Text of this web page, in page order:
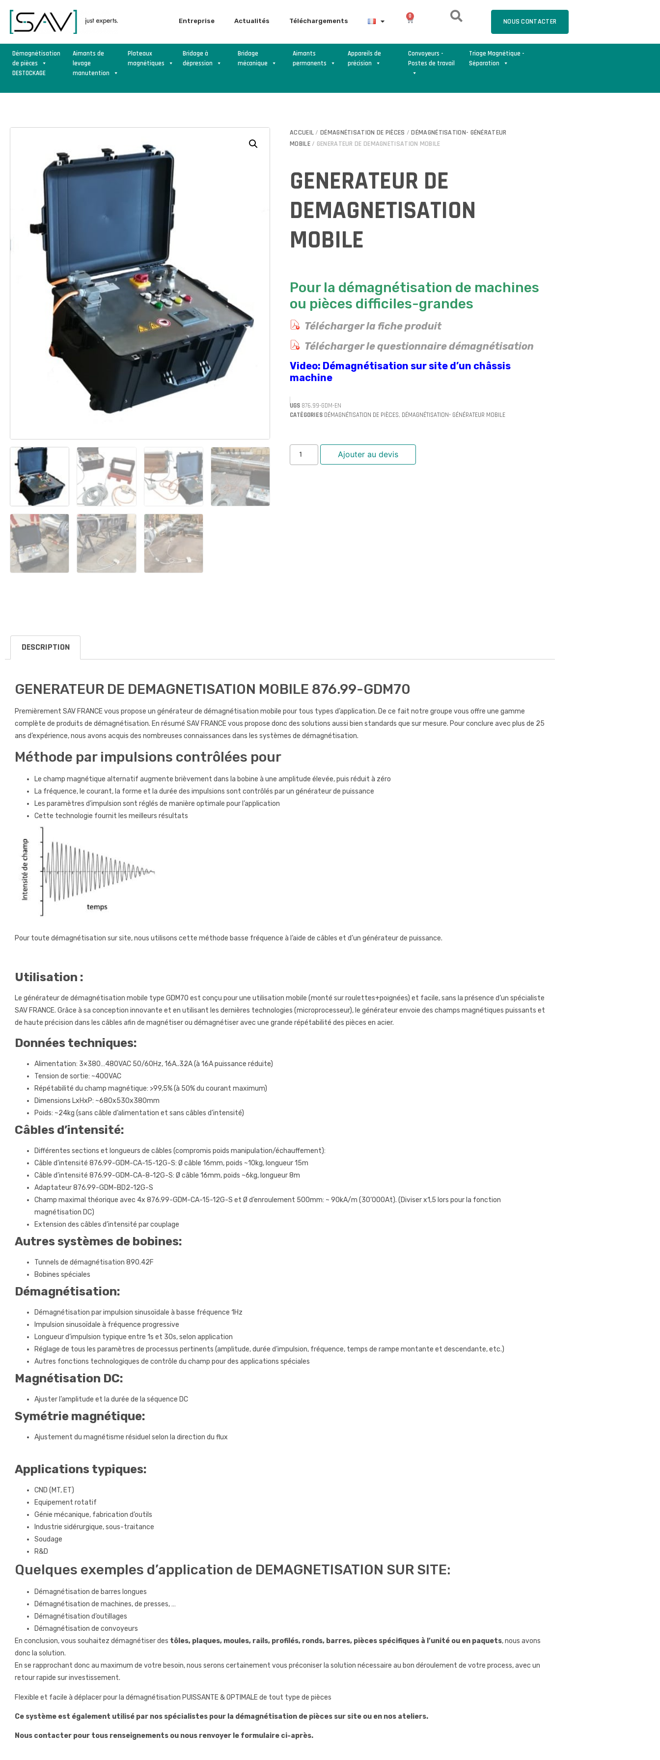
Entreprise Actualités Téléchargements
0
NOUS CONTACTER
Démagnétisation
de pièces
Aimants de
levage
manutention
Plateaux
magnétiques
Bridage à
dépression
Bridage
mécanique
Aimants
permanents
Appareils de
précision
Convoyeurs -
Postes de travail
Triage Magnétique -
Séparation
DESTOCKAGE
ACCUEIL /DÉMAGNÉTISATION DE PIÈCES /DÉMAGNÉTISATION- GÉNÉRATEUR
MOBILE/ GENERATEUR DE DEMAGNETISATION MOBILE
GENERATEUR DE
DEMAGNETISATION
MOBILE
Pour la démagnétisation de machines
ou pièces difficiles-grandes
Télécharger la fiche produit
Télécharger le questionnaire démagnétisation
Video: Démagnétisation sur site d’un châssis
machine
UGS 876.99-GDM-EN
CATÉGORIES DÉMAGNÉTISATION DE PIÈCES, DÉMAGNÉTISATION- GÉNÉRATEUR MOBILE
Ajouter au devis
DESCRIPTION
GENERATEUR DE DEMAGNETISATION MOBILE 876.99-GDM70
Premièrement SAV FRANCE vous propose un générateur de démagnétisation mobile pour tous types d’application. De ce fait notre groupe vous offre une gamme
complète de produits de démagnétisation. En résumé SAV FRANCE vous propose donc des solutions aussi bien standards que sur mesure. Pour conclure avec plus de 25
ans d’expérience, nous avons acquis des nombreuses connaissances dans les systèmes de démagnétisation.
Méthode par impulsions contrôlées pour
Le champ magnétique alternatif augmente brièvement dans la bobine à une amplitude élevée, puis réduit à zéro
La fréquence, le courant, la forme et la durée des impulsions sont contrôlés par un générateur de puissance
Les paramètres d’impulsion sont réglés de manière optimale pour l’application
Cette technologie fournit les meilleurs résultats
Pour toute démagnétisation sur site, nous utilisons cette méthode basse fréquence à l’aide de câbles et d’un générateur de puissance.
Utilisation :
Le générateur de démagnétisation mobile type GDM70 est conçu pour une utilisation mobile (monté sur roulettes+poignées) et facile, sans la présence d’un spécialiste
SAV FRANCE. Grâce à sa conception innovante et en utilisant les dernières technologies (microprocesseur), le générateur envoie des champs magnétiques puissants et
de haute précision dans les câbles afin de magnétiser ou démagnétiser avec une grande répétabilité des pièces en acier.
Données techniques:
Alimentation: 3×380…480VAC 50/60Hz, 16A..32A (à 16A puissance réduite)
Tension de sortie: ~400VAC
Répétabilité du champ magnétique: >99,5% (à 50% du courant maximum)
Dimensions LxHxP: ~680x530x380mm
Poids: ~24kg (sans câble d’alimentation et sans câbles d’intensité)
Câbles d’intensité:
Différentes sections et longueurs de câbles (compromis poids manipulation/échauffement):
Câble d’intensité 876.99-GDM-CA-15-12G-S: Ø câble 16mm, poids ~10kg, longueur 15m
Câble d’intensité 876.99-GDM-CA-8-12G-S: Ø câble 16mm, poids ~6kg, longueur 8m
Adaptateur 876.99-GDM-BD2-12G-S
Champ maximal théorique avec 4x 876.99-GDM-CA-15-12G-S et Ø d’enroulement 500mm: ~ 90kA/m (30’000At). (Diviser x1,5 lors pour la fonction
magnétisation DC)
Extension des câbles d’intensité par couplage
Autres systèmes de bobines:
Tunnels de démagnétisation 890.42F
Bobines spéciales
Démagnétisation:
Démagnétisation par impulsion sinusoïdale à basse fréquence 1Hz
Impulsion sinusoïdale à fréquence progressive
Longueur d’impulsion typique entre 1s et 30s, selon application
Réglage de tous les paramètres de processus pertinents (amplitude, durée d’impulsion, fréquence, temps de rampe montante et descendante, etc.)
Autres fonctions technologiques de contrôle du champ pour des applications spéciales
Magnétisation DC:
Ajuster l’amplitude et la durée de la séquence DC
Symétrie magnétique:
Ajustement du magnétisme résiduel selon la direction du flux
Applications typiques:
CND (MT, ET)
Equipement rotatif
Génie mécanique, fabrication d’outils
Industrie sidérurgique, sous-traitance
Soudage
R&D
Quelques exemples d’application de DEMAGNETISATION SUR SITE:
Démagnétisation de barres longues
Démagnétisation de machines, de presses, …
Démagnétisation d’outillages
Démagnétisation de convoyeurs
En conclusion, vous souhaitez démagnétiser des tôles, plaques, moules, rails, profilés, ronds, barres, pièces spécifiques à l’unité ou en paquets, nous avons
donc la solution.
En se rapprochant donc au maximum de votre besoin, nous serons certainement vous préconiser la solution nécessaire au bon déroulement de votre process, avec un
retour rapide sur investissement.
Flexible et facile à déplacer pour la démagnétisation PUISSANTE & OPTIMALE de tout type de pièces
Ce système est également utilisé par nos spécialistes pour la démagnétisation de pièces sur site ou en nos ateliers.
Nous contacter pour tous renseignements ou nous renvoyer le formulaire ci-après.